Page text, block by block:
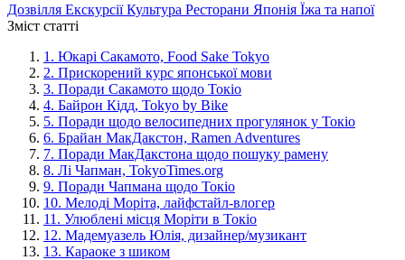
Дозвілля ЕкскурсіїКультура Ресторани Японія Їжа та напої
Зміст статті
1. Юкарі Сакамото, Food Sake Tokyo
2. Прискорений курс японської мови
3. Поради Сакамото щодо Токіо
4. Байрон Кідд, Tokyo by Bike
5. Поради щодо велосипедних прогулянок у Токіо
6. Брайан МакДакстон, Ramen Adventures
7. Поради МакДакстона щодо пошуку рамену
8. Лі Чапман, TokyoTimes.org
9. Поради Чапмана щодо Токіо
10. Мелоді Моріта, лайфстайл-влогер
11. Улюблені місця Моріти в Токіо
12. Мадемуазель Юлія, дизайнер/музикант
13. Караоке з шиком